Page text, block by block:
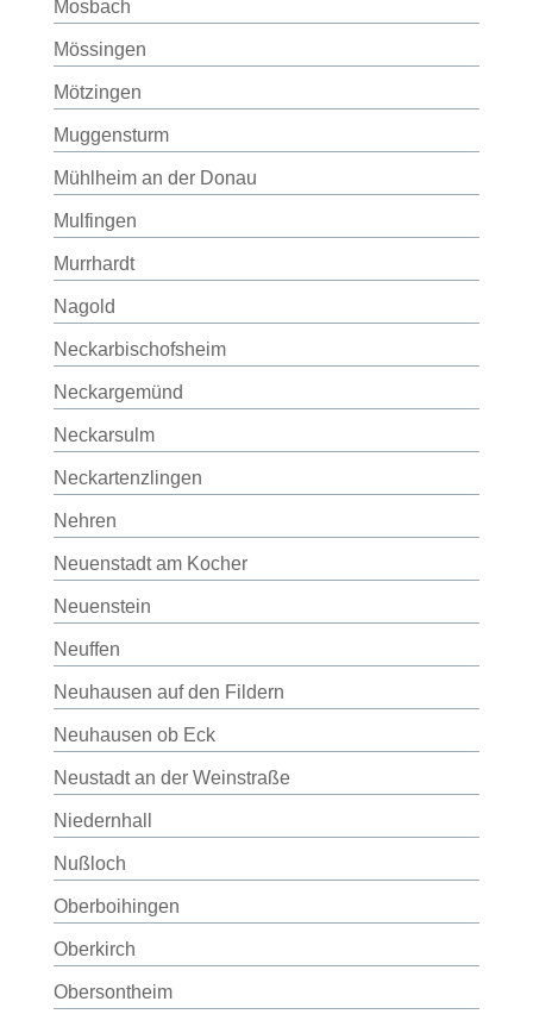
Mosbach
Mössingen
Mötzingen
Muggensturm
Mühlheim an der Donau
Mulfingen
Murrhardt
Nagold
Neckarbischofsheim
Neckargemünd
Neckarsulm
Neckartenzlingen
Nehren
Neuenstadt am Kocher
Neuenstein
Neuffen
Neuhausen auf den Fildern
Neuhausen ob Eck
Neustadt an der Weinstraße
Niedernhall
Nußloch
Oberboihingen
Oberkirch
Obersontheim